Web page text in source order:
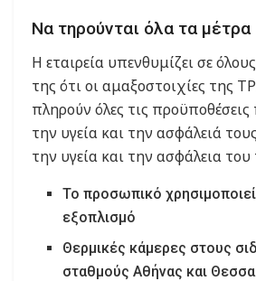
Να τηρούνται όλα τα μέτρα
Η εταιρεία υπενθυμίζει σε
της ότι οι αμαξοστοιχίες της
πληρούν όλες τις
την υγεία και την ασφάλειά
την υγεία και την ασφάλεια
Το προσωπικό
εξοπλισμό
Θερμικές κάμερες στους
σταθμούς Αθήνας και